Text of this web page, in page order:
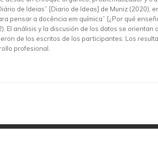
de Ideias” [Diario de Ideas] de Muniz
pensar a docência em química” [¿Por qué
El análisis y la discusión de los datos se
de los escritos de los participantes. Los
profesional.